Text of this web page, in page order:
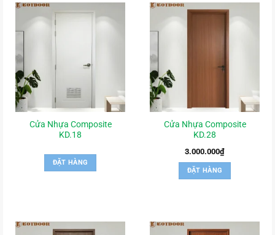
Cửa Nhựa Composite
KD.18
ĐẶT HÀNG
Cửa Nhựa Composite
KD.28
3.000.000₫
ĐẶT HÀNG